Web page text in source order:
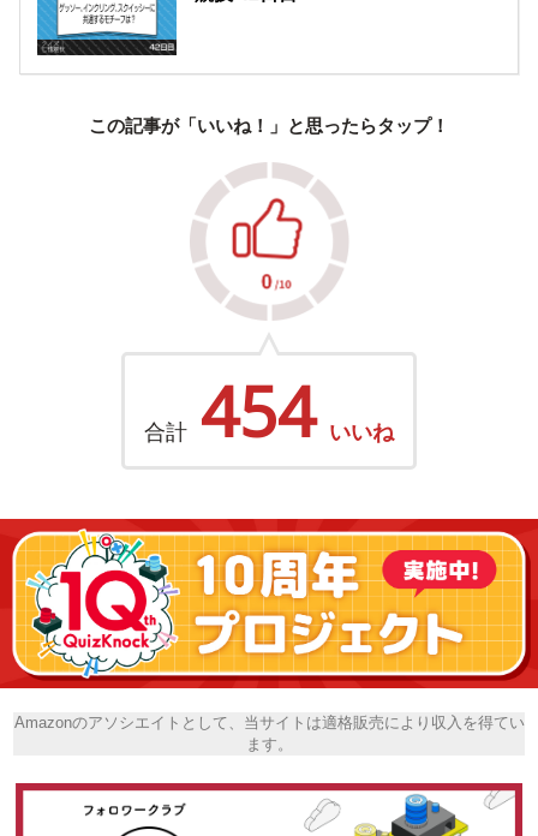
この記事が「いいね！」と思ったらタップ！
合計 454 いいね
Amazonのアソシエイトとして、当サイトは適格販売により収入を得てい
ます。